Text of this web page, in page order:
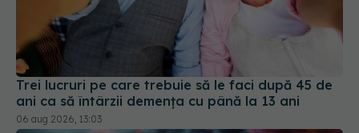
Trei lucruri pe care trebuie să le faci după 45 de
ani ca să întârzii demența cu până la 13 ani
06 aug 2026, 13:03